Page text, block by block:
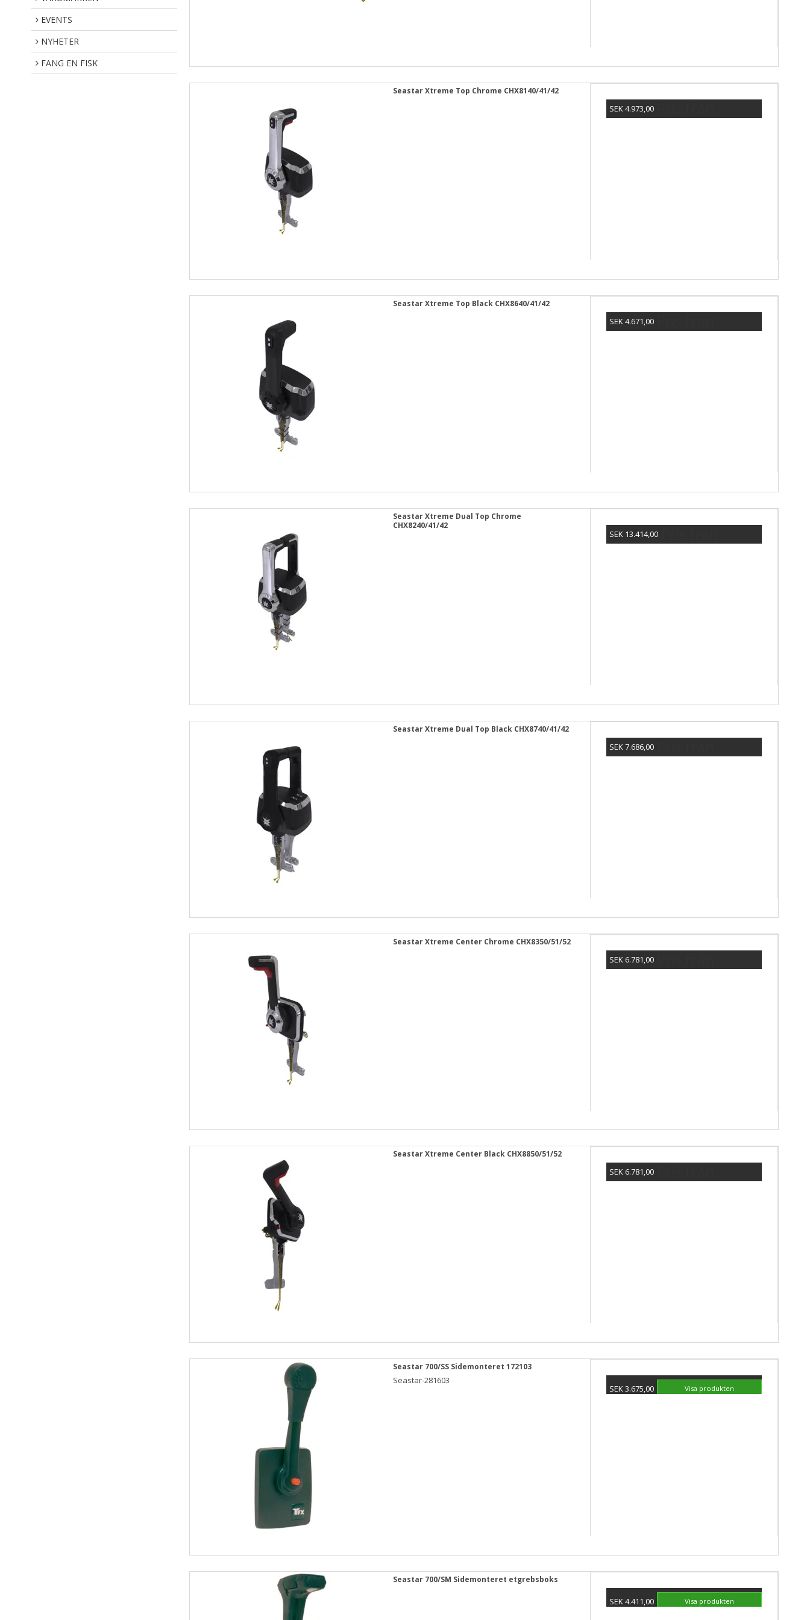
EVENTS
NYHETER
FANG EN FISK
Seastar Xtreme Top Chrome CHX8140/41/42
SEK 4.973,00
Seastar Xtreme Top Black CHX8640/41/42
SEK 4.671,00
Seastar Xtreme Dual Top Chrome
CHX8240/41/42
SEK 13.414,00
Seastar Xtreme Dual Top Black CHX8740/41/42
SEK 7.686,00
Seastar Xtreme Center Chrome CHX8350/51/52
SEK 6.781,00
Seastar Xtreme Center Black CHX8850/51/52
SEK 6.781,00
Seastar 700/SS Sidemonteret 172103
Seastar-281603
SEK 3.675,00 Visa produkten
Seastar 700/SM Sidemonteret etgrebsboks
SEK 4.411,00 Visa produkten